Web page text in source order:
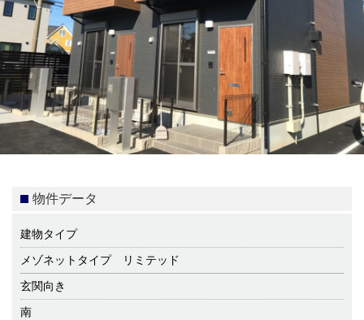
物件データ
建物タイプ
メゾネットタイプ リミテッド
玄関向き
南